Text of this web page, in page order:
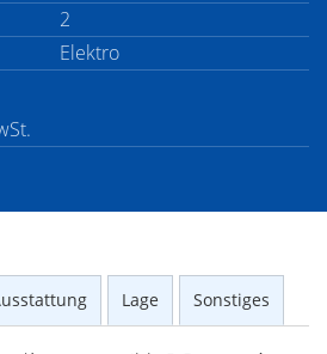
2
Elektro
Lage Sonstiges